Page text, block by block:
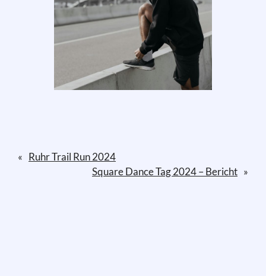
« Ruhr Trail Run 2024
Square Dance Tag 2024 – Bericht »